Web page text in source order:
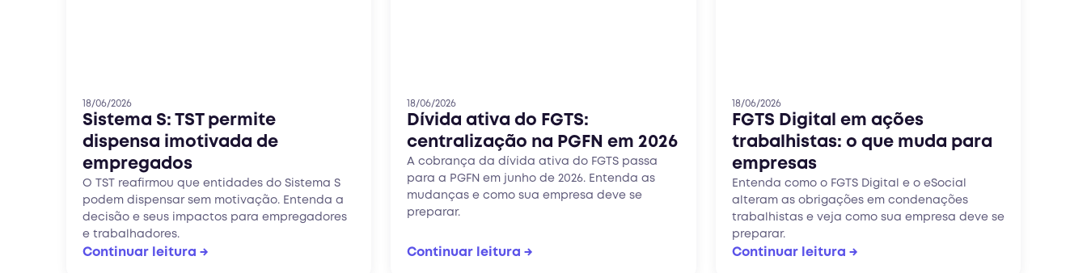
Sistema S: TST permite
dispensa imotivada de
empregados
18/06/2026
O TST reafirmou que entidades do Sistema S
podem dispensar sem motivação. Entenda a
decisão e seus impactos para empregadores
e trabalhadores.
Continuar leitura →
Dívida ativa do FGTS:
centralização na PGFN em 2026
18/06/2026
A cobrança da dívida ativa do FGTS passa
para a PGFN em junho de 2026. Entenda as
mudanças e como sua empresa deve se
preparar.
Continuar leitura →
FGTS Digital em ações
trabalhistas: o que muda para
empresas
18/06/2026
Entenda como o FGTS Digital e o eSocial
alteram as obrigações em condenações
trabalhistas e veja como sua empresa deve se
preparar.
Continuar leitura →